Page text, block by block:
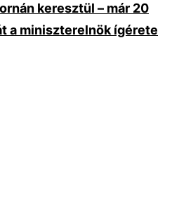
keresztül – már 20
a miniszterelnök ígérete